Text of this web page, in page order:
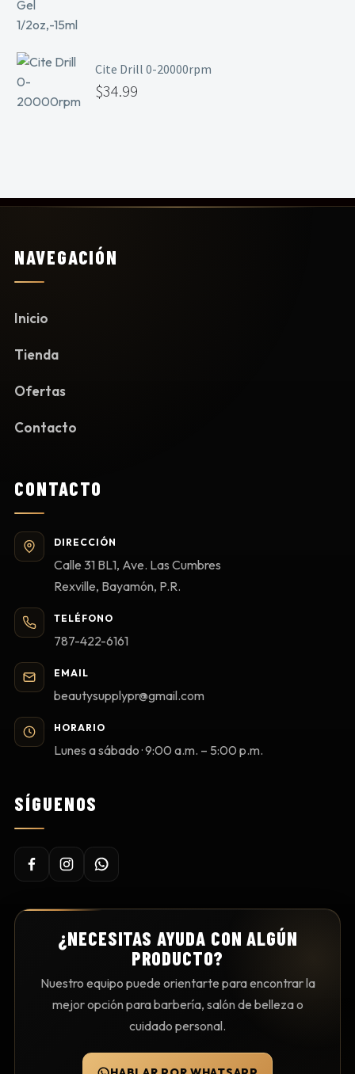
Cite Drill 0-20000rpm
$34.99
NAVEGACIÓN
Inicio
Tienda
Ofertas
Contacto
CONTACTO
DIRECCIÓN
Calle 31 BL1, Ave. Las Cumbres
Rexville, Bayamón, P.R.
TELÉFONO
787-422-6161
EMAIL
beautysupplypr@gmail.com
HORARIO
Lunes a sábado · 9:00 a.m. – 5:00 p.m.
SÍGUENOS
¿NECESITAS AYUDA CON ALGÚN
PRODUCTO?
Nuestro equipo puede orientarte para encontrar la
mejor opción para barbería, salón de belleza o
cuidado personal.